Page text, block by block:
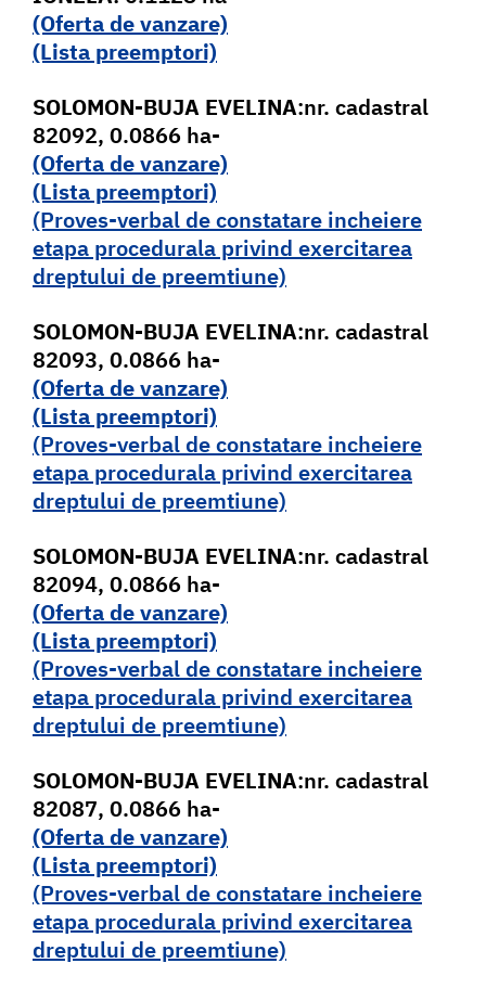
(Oferta de vanzare)
(Lista preemptori)
SOLOMON-BUJA EVELINA:nr. cadastral
82092, 0.0866 ha-
(Oferta de vanzare)
(Lista preemptori)
(Proves-verbal de constatare incheiere
etapa procedurala privind exercitarea
dreptului de preemtiune)
SOLOMON-BUJA EVELINA:nr. cadastral
82093, 0.0866 ha-
(Oferta de vanzare)
(Lista preemptori)
(Proves-verbal de constatare incheiere
etapa procedurala privind exercitarea
dreptului de preemtiune)
SOLOMON-BUJA EVELINA:nr. cadastral
82094, 0.0866 ha-
(Oferta de vanzare)
(Lista preemptori)
(Proves-verbal de constatare incheiere
etapa procedurala privind exercitarea
dreptului de preemtiune)
SOLOMON-BUJA EVELINA:nr. cadastral
82087, 0.0866 ha-
(Oferta de vanzare)
(Lista preemptori)
(Proves-verbal de constatare incheiere
etapa procedurala privind exercitarea
dreptului de preemtiune)